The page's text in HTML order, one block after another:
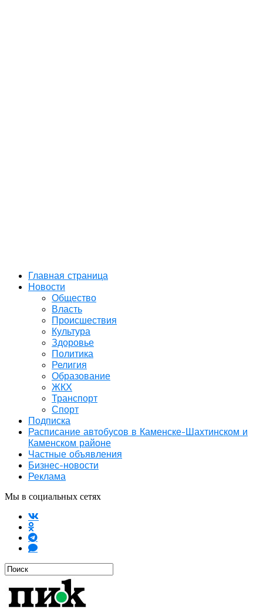
Главная страница
Новости
Общество
Власть
Происшествия
Культура
Здоровье
Политика
Религия
Образование
ЖКХ
Транспорт
Спорт
Подписка
Расписание автобусов в Каменске-Шахтинском и
Каменском районе
Частные объявления
Бизнес-новости
Реклама
Мы в социальных сетях